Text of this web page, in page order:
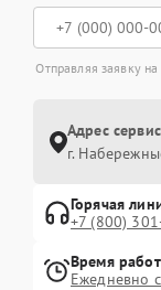
Отправляя заявку
Адрес
г.
Горячая
+7 (800)
Время
Ежедневно